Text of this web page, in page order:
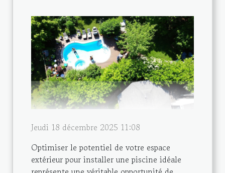
Jeudi 18 décembre 2025 11:08
Optimiser le potentiel de votre espace
extérieur pour installer une piscine idéale